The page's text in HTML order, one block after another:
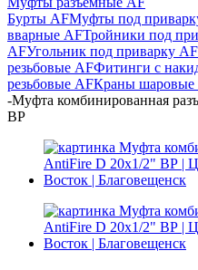
Бурты AFМуфты под
вварные AFТройники под
AFУгольник под приварку AF
резьбовые AFФитинги с
резьбовые AFКраны шаровые
-Муфта комбинированная
ВР